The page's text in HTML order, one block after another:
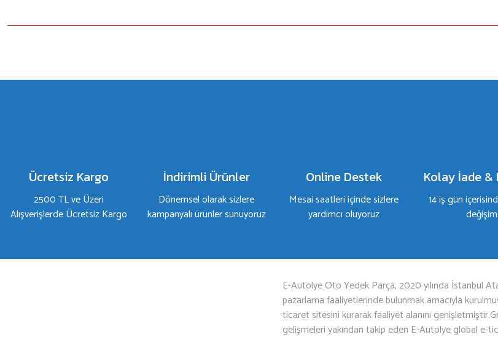
Bu ürüne ilk yorumu siz yapın!
Bu ürüne benzer farklı alternatifler olmalı.
Ücretsiz Kargo
2500 TL ve Üzeri
Alışverişlerde Ücretsiz Kargo
İndirimli Ürünler
Dönemsel olarak sizlere
kampanyalı ürünler sunuyoruz
Online Destek
Mesai saatleri içinde sizlere
yardımcı oluyoruz
Kolay İade &
14 iş gün
değişim
E-Autolye Oto Yedek Parça, 2020 yılında İstanbul
pazarlama faaliyetlerinde bulunmak amacıyla
ticaret sitesini kurarak faaliyet alanını
gelişmeleri yakından takip eden E-Autolye global